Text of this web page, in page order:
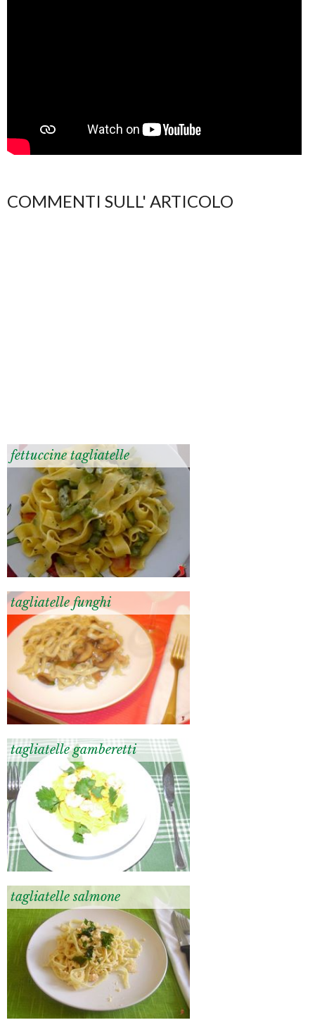
COMMENTI SULL' ARTICOLO
fettuccine tagliatelle
tagliatelle funghi
tagliatelle gamberetti
tagliatelle salmone